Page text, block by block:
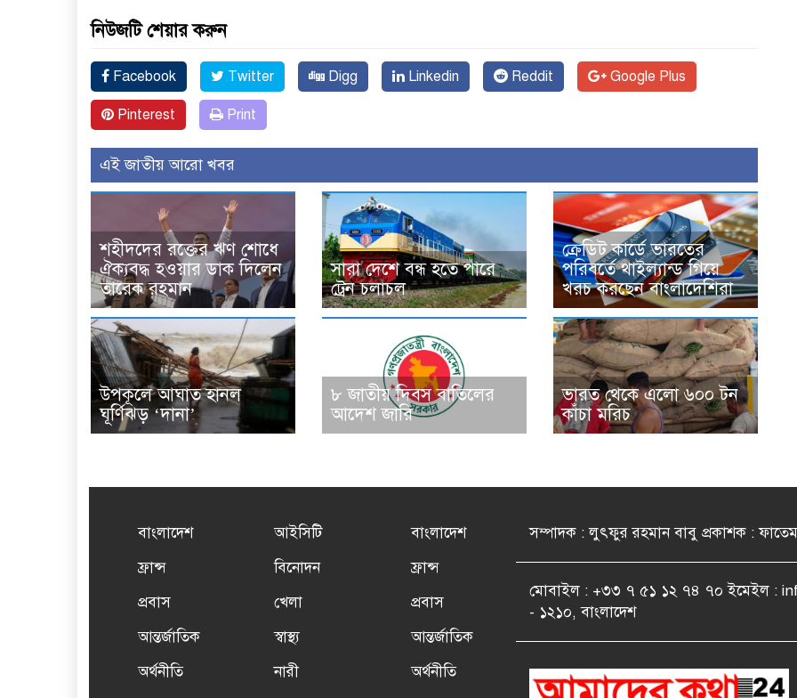
নিউজটি শেয়ার করুন
Facebook Twitter Digg Linkedin Reddit Google Plus
Pinterest Print
এই জাতীয় আরো খবর
শহীদদের রক্তের ঋণ শোধে
ঐক্যবদ্ধ হওয়ার ডাক দিলেন
তারেক রহমান
সারা দেশে বন্ধ হতে পারে
ট্রেন চলাচল
ক্রেডিট কার্ডে ভারতের
পরিবর্তে থাইল্যান্ড গিয়ে
খরচ করছেন বাংলাদেশিরা
উপকূলে আঘাত হানল
ঘূর্ণিঝড় ‘দানা’
৮ জাতীয় দিবস বাতিলের
আদেশ জারি
ভারত থেকে এলো ৬০০ টন
কাঁচা মরিচ
বাংলাদেশ
ফ্রান্স
প্রবাস
আন্তর্জাতিক
অর্থনীতি
আইসিটি
বিনোদন
খেলা
স্বাস্থ্য
নারী
বাংলাদেশ
ফ্রান্স
প্রবাস
আন্তর্জাতিক
অর্থনীতি
সম্পাদক : লুৎফুর রহমান বাবু প্রকাশক :
মোবাইল : +৩৩ ৭ ৫১ ১২ ৭৪ ৭০ ইমেইল :
- ১২১০, বাংলাদেশ